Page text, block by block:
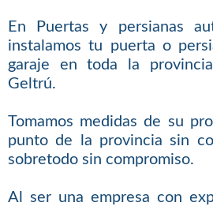
En Puertas y persianas
instalamos tu puerta o
garaje en toda la
Geltrú.
Tomamos medidas de su
punto de la provincia sin
sobretodo sin compromiso.
Al ser una empresa con